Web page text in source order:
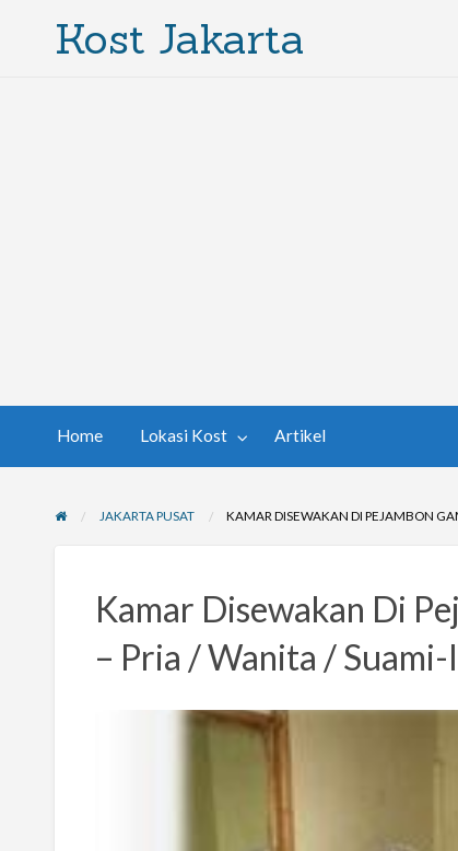
Kost Jakarta
Home Lokasi Kost Artikel
JAKARTA PUSAT KAMAR DISEWAKAN DI PEJAMBON
Kamar Disewakan Di
– Pria / Wanita /